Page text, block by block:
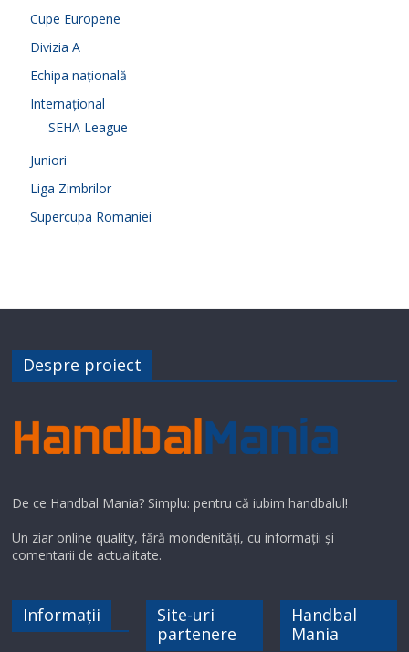
Cupe Europene
Divizia A
Echipa națională
Internațional
SEHA League
Juniori
Liga Zimbrilor
Supercupa Romaniei
Despre proiect
De ce Handbal Mania? Simplu: pentru că iubim handbalul!
Un ziar online quality, fără mondenități, cu informații și
comentarii de actualitate.
Informații
Site-uri
partenere
Handbal
Mania